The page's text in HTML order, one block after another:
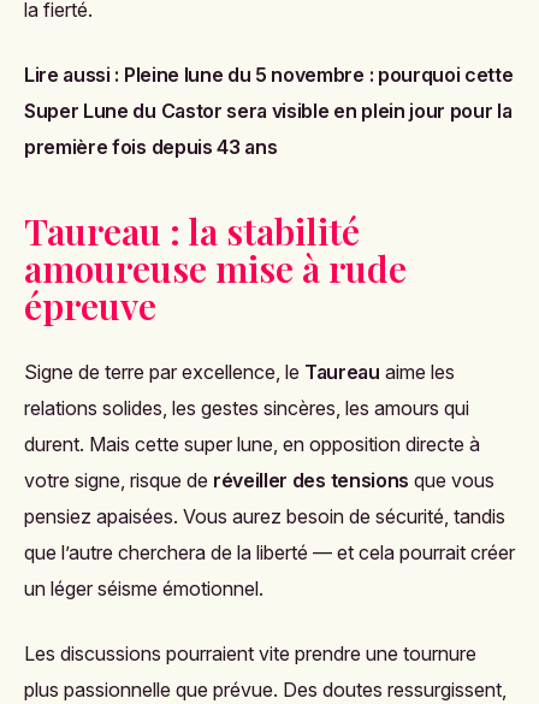
la fierté.
Lire aussi : Pleine lune du 5 novembre : pourquoi cette
Super Lune du Castor sera visible en plein jour pour la
première fois depuis 43 ans
Taureau : la stabilité
amoureuse mise à rude
épreuve
Signe de terre par excellence, le Taureau aime les
relations solides, les gestes sincères, les amours qui
durent. Mais cette super lune, en opposition directe à
votre signe, risque de réveiller des tensions que vous
pensiez apaisées. Vous aurez besoin de sécurité, tandis
que l’autre cherchera de la liberté — et cela pourrait créer
un léger séisme émotionnel.
Les discussions pourraient vite prendre une tournure
plus passionnelle que prévue. Des doutes ressurgissent,